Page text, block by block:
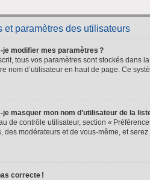
et paramètres des utilisateurs
je modifier mes paramètres ?
tous vos paramètres sont stockés dans
nom d’utilisateur en haut de page. Ce
je masquer mon nom d’utilisateur de la
de contrôle utilisateur, section «
des modérateurs et de vous-même, et
correcte !